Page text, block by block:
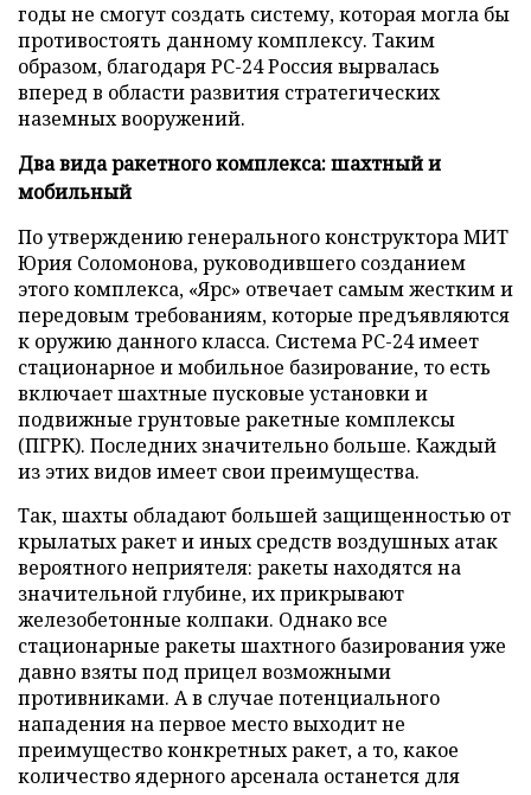
годы не смогут создать систему, которая могла бы
противостоять данному комплексу. Таким
образом, благодаря РС-24 Россия вырвалась
вперед в области развития стратегических
наземных вооружений.
Два вида ракетного комплекса: шахтный и
мобильный
По утверждению генерального конструктора МИТ
Юрия Соломонова, руководившего созданием
этого комплекса, «Ярс» отвечает самым жестким и
передовым требованиям, которые предъявляются
к оружию данного класса. Система РС-24 имеет
стационарное и мобильное базирование, то есть
включает шахтные пусковые установки и
подвижные грунтовые ракетные комплексы
(ПГРК). Последних значительно больше. Каждый
из этих видов имеет свои преимущества.
Так, шахты обладают большей защищенностью от
крылатых ракет и иных средств воздушных атак
вероятного неприятеля: ракеты находятся на
значительной глубине, их прикрывают
железобетонные колпаки. Однако все
стационарные ракеты шахтного базирования уже
давно взяты под прицел возможными
противниками. А в случае потенциального
нападения на первое место выходит не
преимущество конкретных ракет, а то, какое
количество ядерного арсенала останется для